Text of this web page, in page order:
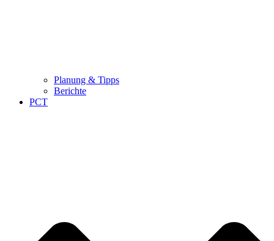
Planung & Tipps
Berichte
PCT